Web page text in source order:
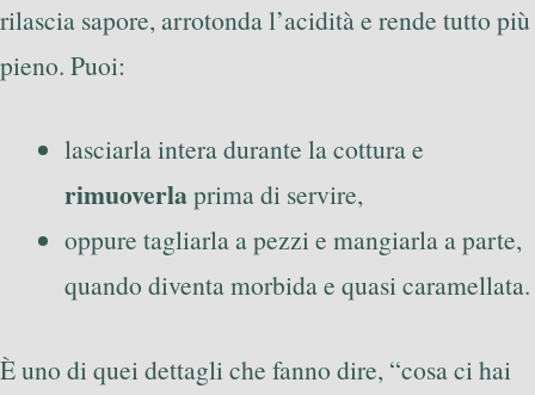
rilascia sapore, arrotonda l’acidità e rende tutto più
pieno. Puoi:
lasciarla intera durante la cottura e
rimuoverlaprima di servire,
oppure tagliarla a pezzi e mangiarla a parte,
quando diventa morbida e quasi caramellata.
È uno di quei dettagli che fanno dire, “cosa ci hai